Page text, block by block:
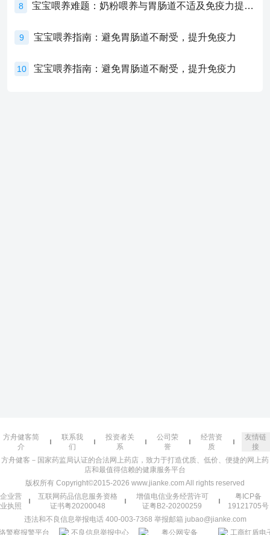
8 宝宝喂养难题：奶粉喂养与胃肠道不适及免疫力提升的奥秘
9 宝宝喂养指南：避免胃肠道不耐受，提升免疫力
10 宝宝喂养指南：避免胃肠道不耐受，提升免疫力
方舟健客简
介
联系我
们
投资者关
系
公司荣
誉
经营资
质
友情链
接
方舟健客－国家药监局认证的合法网上药店，致力于打造优质、低价、便捷的网上药
店和最值得信赖的健康服务平台
版权所有 Copyright©2015-2026 www.jianke.com All rights reserved
企业营
业执照
互联网药品信息服务资格
证书粤20200048
增值电信业务经营许可
证粤B2-20200259
粤ICP备
19121705号
违法和不良信息举报电话 400-003-7368 举报邮箱 jubao@jianke.com